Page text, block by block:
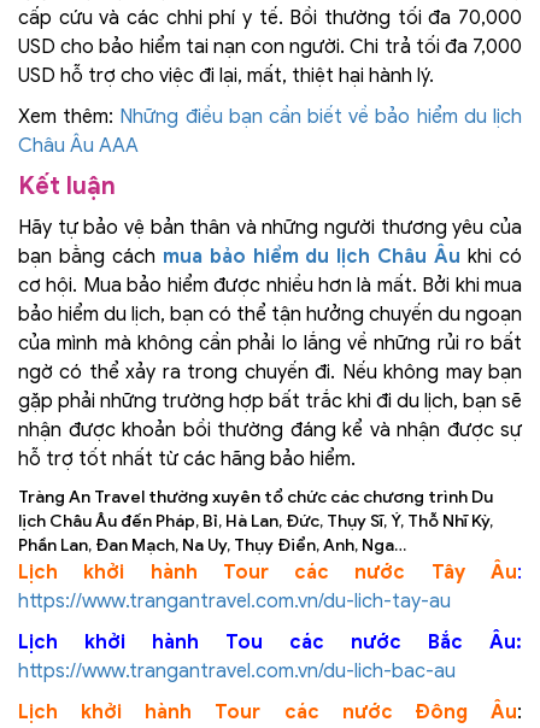
cấp cứu và các chhi phí y tế. Bồi thường tối đa 70,000
USD cho bảo hiểm tai nạn con người. Chi trả tối đa 7,000
USD hỗ trợ cho việc đi lại, mất, thiệt hại hành lý.
Xem thêm: Những điều bạn cần biết về bảo hiểm du lịch
Châu Âu AAA
Kết luận
Hãy tự bảo vệ bản thân và những người thương yêu của
bạn bằng cách mua bảo hiểm du lịch Châu Âu khi có
cơ hội. Mua bảo hiểm được nhiều hơn là mất. Bởi khi mua
bảo hiểm du lịch, bạn có thể tận hưởng chuyến du ngoạn
của mình mà không cần phải lo lắng về những rủi ro bất
ngờ có thể xảy ra trong chuyến đi. Nếu không may bạn
gặp phải những trường hợp bất trắc khi đi du lịch, bạn sẽ
nhận được khoản bồi thường đáng kể và nhận được sự
hỗ trợ tốt nhất từ các hãng bảo hiểm.
Tràng An Travel thường xuyên tổ chức các chương trình Du
lịch Châu Âu đến Pháp, Bỉ, Hà Lan, Đức, Thụy Sĩ, Ý, Thỗ Nhĩ Kỳ,
Phần Lan, Đan Mạch, Na Uy, Thụy Điển, Anh, Nga…
Lịch khởi hành Tour các nước Tây Âu:
https://www.trangantravel.com.vn/du-lich-tay-au
Lịch khởi hành Tou các nước Bắc Âu:
https://www.trangantravel.com.vn/du-lich-bac-au
Lịch khởi hành Tour các nước Đông Âu: